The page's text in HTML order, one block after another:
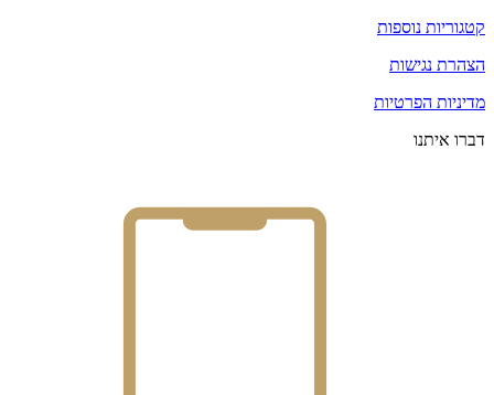
קטגוריות נוספות
הצהרת נגישות
מדיניות הפרטיות
דברו איתנו